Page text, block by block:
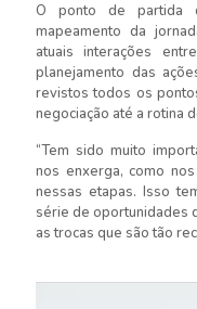
O ponto de partida
mapeamento da
atuais interações
planejamento das
revistos todos os
negociação até a rotina
“Tem sido muito
nos enxerga, como
nessas etapas. Isso
série de oportunidades
as trocas que são tão